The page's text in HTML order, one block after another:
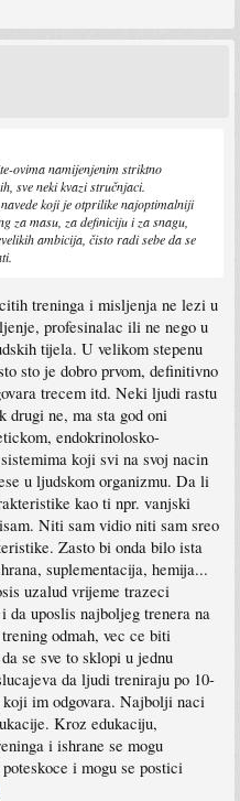
ovima namijenjenim striktno
sve neki kvazi stručnjaci.
koji je otprilike najoptimalniji
za masu, za definiciju i za snagu,
ambicija, čisto radi sebe da se
treninga i misljenja ne lezi u
profesinalac ili ne nego u
tijela. U velikom stepenu
sto je dobro prvom, definitivno
trecem itd. Neki ljudi rastu
drugi ne, ma sta god oni
endokrinolosko-
koji svi na svoj nacin
u ljudskom organizmu. Da li
kao ti npr. vanjski
Niti sam vidio niti sam sreo
Zasto bi onda bilo ista
suplementacija, hemija...
uzalud vrijeme trazeci
da uposlis najboljeg trenera na
odmah, vec ce biti
se sve to sklopi u jednu
da ljudi treniraju po 10-
im odgovara. Najbolji naci
Kroz edukaciju,
i ishrane se mogu
i mogu se postici